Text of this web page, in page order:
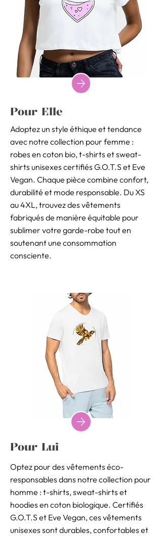
Pour Elle
Adoptez un style éthique et tendance
avec notre collection pour femme :
robes en coton bio, t-shirts et sweat-
shirts unisexes certifiés G.O.T.S et Eve
Vegan. Chaque pièce combine confort,
durabilité et mode responsable. Du XS
au 4XL, trouvez des vêtements
fabriqués de manière équitable pour
sublimer votre garde-robe tout en
soutenant une consommation
consciente.
Pour Lui
Optez pour des vêtements éco-
responsables dans notre collection pour
homme : t-shirts, sweat-shirts et
hoodies en coton biologique. Certifiés
G.O.T.S et Eve Vegan, ces vêtements
unisexes sont durables, confortables et